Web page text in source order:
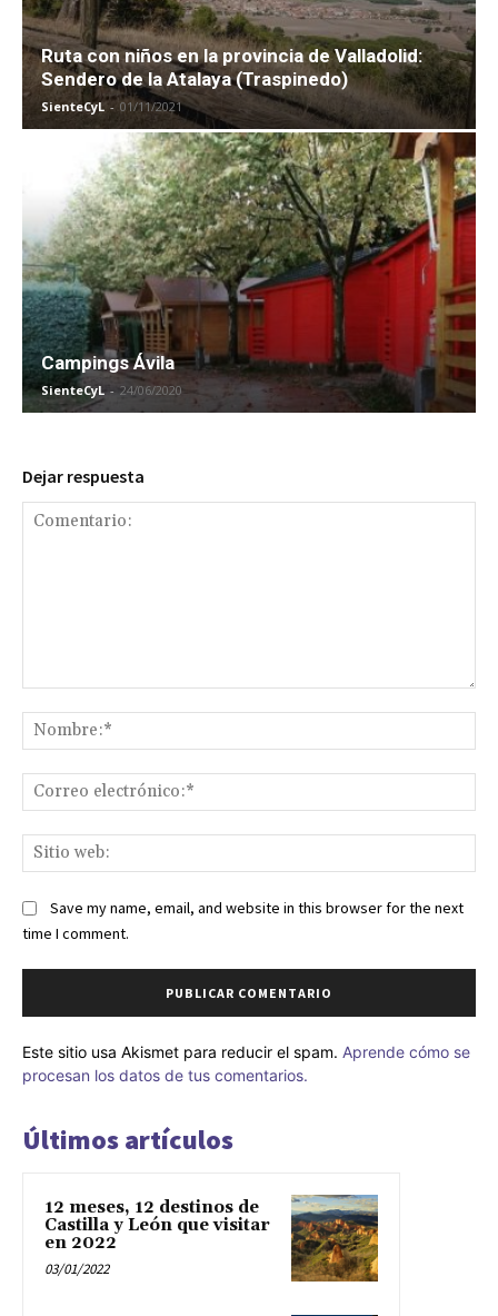
Ruta con niños en la provincia de Valladolid:
Sendero de la Atalaya (Traspinedo)
SienteCyL - 01/11/2021
Campings Ávila
SienteCyL - 24/06/2020
Dejar respuesta
Save my name, email, and website in this browser for the next
time I comment.
Este sitio usa Akismet para reducir el spam. Aprende cómo se
procesan los datos de tus comentarios.
Últimos artículos
12 meses, 12 destinos de
Castilla y León que visitar
en 2022
03/01/2022